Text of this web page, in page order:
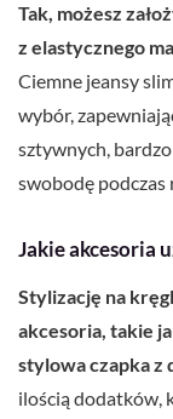
Tak, możesz
z elastycznego
Ciemne jeansy
wybór,
sztywnych,
swobodę podczas
Jakie akcesoria
Stylizację na
akcesoria, takie
stylowa czapka z
ilością dodatków,